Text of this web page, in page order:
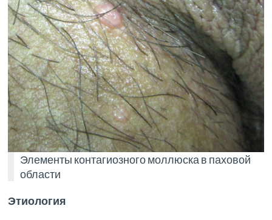
Элементы контагиозного моллюска в паховой
области
Этиология